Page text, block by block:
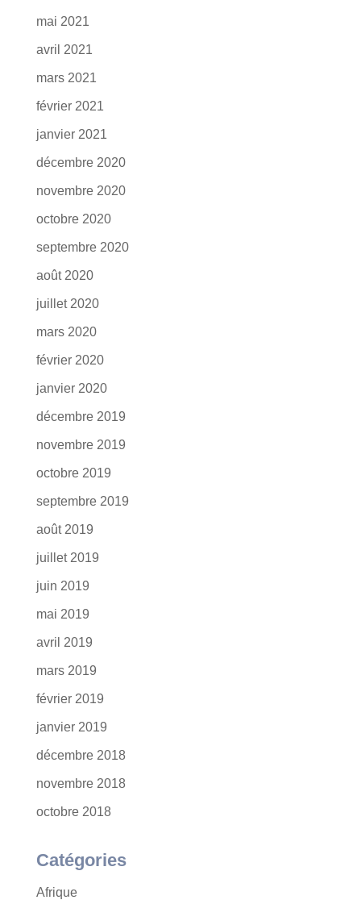
mai 2021
avril 2021
mars 2021
février 2021
janvier 2021
décembre 2020
novembre 2020
octobre 2020
septembre 2020
août 2020
juillet 2020
mars 2020
février 2020
janvier 2020
décembre 2019
novembre 2019
octobre 2019
septembre 2019
août 2019
juillet 2019
juin 2019
mai 2019
avril 2019
mars 2019
février 2019
janvier 2019
décembre 2018
novembre 2018
octobre 2018
Catégories
Afrique